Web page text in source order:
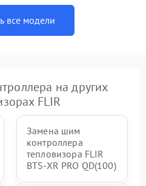
все модели
на других
FLIR
Замена шим
контроллера
тепловизора FLIR
BTS-XR PRO QD(100)